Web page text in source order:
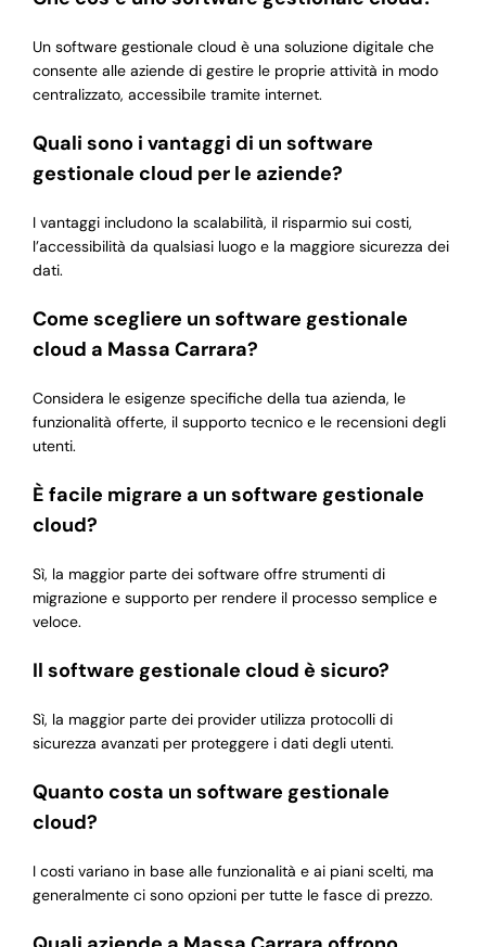
Un software gestionale cloud è una soluzione digitale che
consente alle aziende di gestire le proprie attività in modo
centralizzato, accessibile tramite internet.
Quali sono i vantaggi di un software
gestionale cloud per le aziende?
I vantaggi includono la scalabilità, il risparmio sui costi,
l’accessibilità da qualsiasi luogo e la maggiore sicurezza dei
dati.
Come scegliere un software gestionale
cloud a Massa Carrara?
Considera le esigenze specifiche della tua azienda, le
funzionalità offerte, il supporto tecnico e le recensioni degli
utenti.
È facile migrare a un software gestionale
cloud?
Sì, la maggior parte dei software offre strumenti di
migrazione e supporto per rendere il processo semplice e
veloce.
Il software gestionale cloud è sicuro?
Sì, la maggior parte dei provider utilizza protocolli di
sicurezza avanzati per proteggere i dati degli utenti.
Quanto costa un software gestionale
cloud?
I costi variano in base alle funzionalità e ai piani scelti, ma
generalmente ci sono opzioni per tutte le fasce di prezzo.